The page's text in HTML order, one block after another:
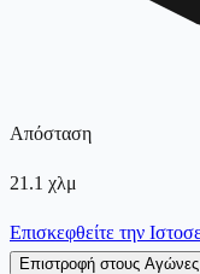
Απόσταση
21.1 χλμ
Επισκεφθείτε την
Επιστροφή στους Αγώνες